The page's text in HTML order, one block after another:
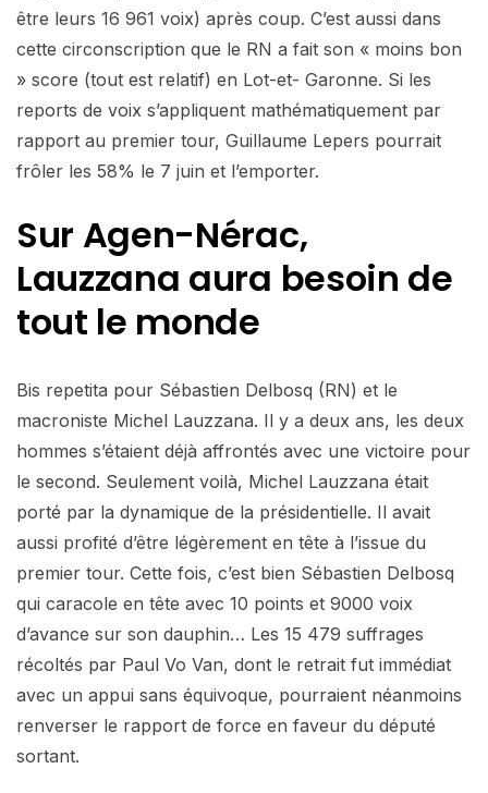
être leurs 16 961 voix) après coup. C’est aussi dans
cette circonscription que le RN a fait son « moins bon
» score (tout est relatif) en Lot-et- Garonne. Si les
reports de voix s’appliquent mathématiquement par
rapport au premier tour, Guillaume Lepers pourrait
frôler les 58% le 7 juin et l’emporter.
Sur Agen-Nérac,
Lauzzana aura besoin de
tout le monde
Bis repetita pour Sébastien Delbosq (RN) et le
macroniste Michel Lauzzana. Il y a deux ans, les deux
hommes s’étaient déjà affrontés avec une victoire pour
le second. Seulement voilà, Michel Lauzzana était
porté par la dynamique de la présidentielle. Il avait
aussi profité d’être légèrement en tête à l’issue du
premier tour. Cette fois, c’est bien Sébastien Delbosq
qui caracole en tête avec 10 points et 9000 voix
d’avance sur son dauphin… Les 15 479 suffrages
récoltés par Paul Vo Van, dont le retrait fut immédiat
avec un appui sans équivoque, pourraient néanmoins
renverser le rapport de force en faveur du député
sortant.